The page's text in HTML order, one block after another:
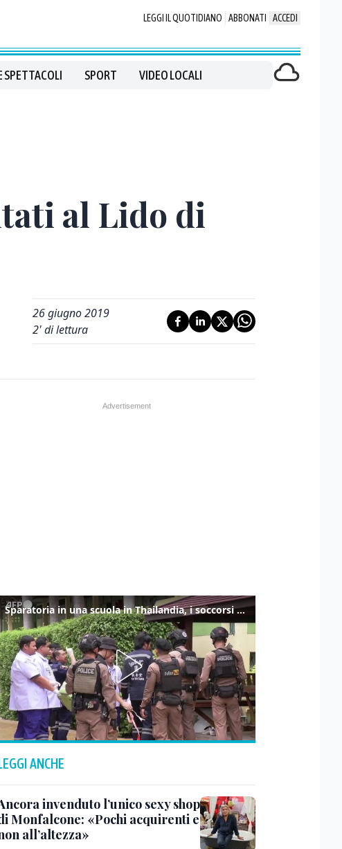
LEGGI IL QUOTIDIANO ABBONATI ACCEDI
SPETTACOLI SPORT VIDEO LOCALI
al Lido di
26 giugno 2019
2' di lettura
Sparatoria in una scuola in Thailandia, i soccorsi sul posto
ANCHE
invenduto l’unico sexy shop
Monfalcone: «Pochi acquirenti e
all’altezza»